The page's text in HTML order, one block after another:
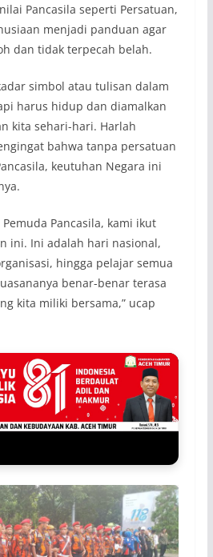
Pancasila seperti Persatuan,
menjadi panduan agar
dan tidak terpecah belah.
simbol atau tulisan dalam
harus hidup dan diamalkan
kita sehari-hari. Harlah
bahwa tanpa persatuan
keutuhan Negara ini
Pancasila, kami ikut
ini. Ini adalah hari nasional,
hingga pelajar semua
benar-benar terasa
kita miliki bersama,” ucap